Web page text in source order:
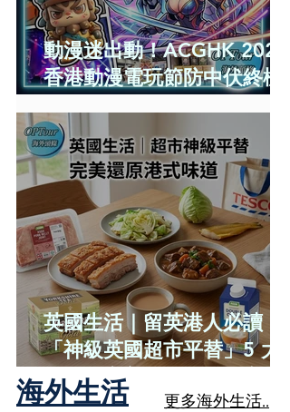
動漫迷出動！ACGHK 2026
香港動漫電玩節防中伏終極
英國生活｜留英港人必讀！
「神級英國超市平替」5 大
食材，完美還原港式住家飯
海外生活 更多海外生活..